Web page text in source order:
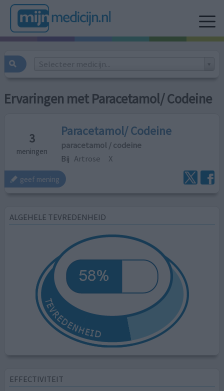
Selecteer medicijn...
Ervaringen met Paracetamol/ Codeine
3
meningen
Paracetamol/ Codeine
paracetamol / codeine
Bij Artrose X
geef mening
ALGEHELE TEVREDENHEID
EFFECTIVITEIT